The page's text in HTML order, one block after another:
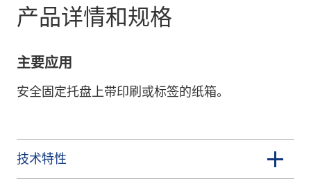
产品详情和规格
主要应用
安全固定托盘上带印刷或标签的纸箱。
技术特性